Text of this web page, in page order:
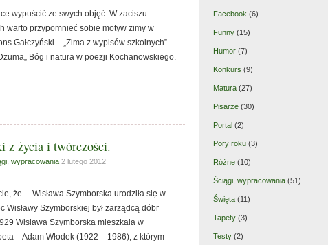
wypuścić ze swych objęć. W zaciszu
warto przypomnieć sobie motyw zimy w
Gałczyński – „Zima z wypisów szkolnych”
Bóg i natura w poezji Kochanowskiego.
z życia i twórczości.
wypracowania 2 lutego 2012
że… Wisława Szymborska urodziła się w
Szymborskiej był zarządcą dóbr
Wisława Szymborska mieszkała w
– Adam Włodek (1922 – 1986), z którym
Facebook (6)
Funny(15)
Humor(7)
Konkurs (9)
Matura(27)
Pisarze(30)
Portal(2)
Pory roku(3)
Różne(10)
Ściągi, wypracowania(51)
Święta(11)
Tapety(3)
Testy(2)